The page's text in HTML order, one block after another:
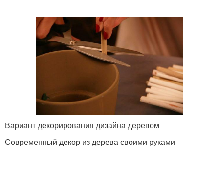
Вариант декорирования дизайна деревом
Современный декор из дерева своими руками